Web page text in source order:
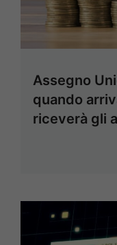
Assegno
quando
riceverà gli